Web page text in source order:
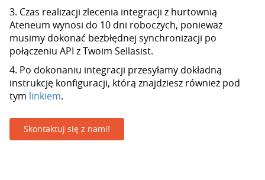
3. Czas realizacji zlecenia integracji z hurtownią
Ateneum wynosi do 10 dni roboczych, ponieważ
musimy dokonać bezbłędnej synchronizacji po
połączeniu API z Twoim Sellasist.
4. Po dokonaniu integracji przesyłamy dokładną
instrukcję konfiguracji, którą znajdziesz również pod
tym linkiem.
Skontaktuj się z nami!